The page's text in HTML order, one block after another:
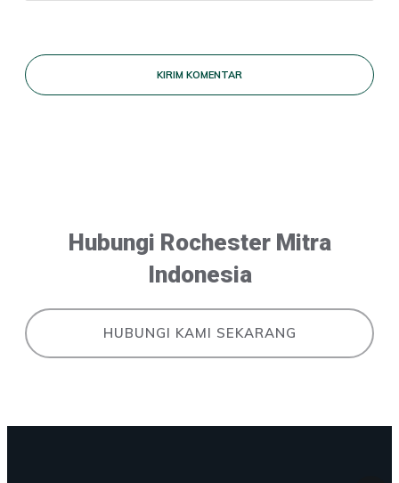
KIRIM KOMENTAR
Hubungi Rochester Mitra
Indonesia
HUBUNGI KAMI SEKARANG